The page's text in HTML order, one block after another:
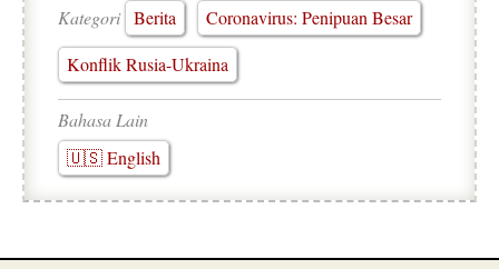
Kategori Berita
Coronavirus: Penipuan Besar
Konflik Rusia-Ukraina
Bahasa Lain
🇺🇸 English